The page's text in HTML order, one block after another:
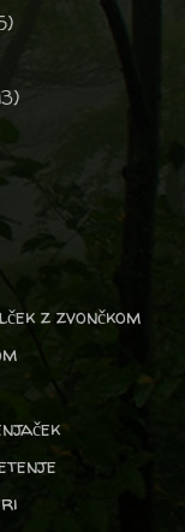
z zvončkom